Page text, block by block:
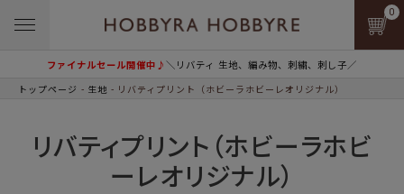
ファイナルセール開催中♪＼リバティ 生地、編み物、刺繍、刺し子／
0
トップページ 生地 リバティプリント（ホビーラホビーレオリジナル）
リバティプリント（ホビーラホビ
ーレオリジナル）